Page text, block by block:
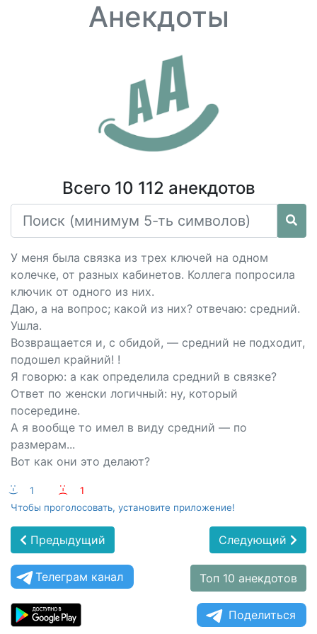
Анекдоты
Всего 10 112 анекдотов
У меня была связка из трех ключей на одном
колечке, от разных кабинетов. Коллега попросила
ключик от одного из них.
Даю, а на вопрос; какой из них? отвечаю: средний.
Ушла.
Возвращается и, с обидой, — средний не подходит,
подошел крайний! !
Я говорю: а как определила средний в связке?
Ответ по женски логичный: ну, который
посередине.
А я вообще то имел в виду средний — по
размерам...
Вот как они это делают?
:-) 1 :-(
1
Чтобы проголосовать, установите приложение!
Предыдущий Следующий
Телеграм канал Топ 10 анекдотов
Поделиться